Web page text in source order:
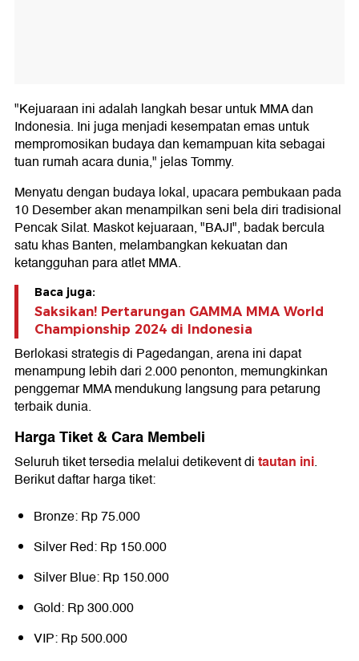
"Kejuaraan ini adalah langkah besar untuk MMA dan
Indonesia. Ini juga menjadi kesempatan emas untuk
mempromosikan budaya dan kemampuan kita sebagai
tuan rumah acara dunia," jelas Tommy.
Menyatu dengan budaya lokal, upacara pembukaan pada
10 Desember akan menampilkan seni bela diri tradisional
Pencak Silat. Maskot kejuaraan, "BAJI", badak bercula
satu khas Banten, melambangkan kekuatan dan
ketangguhan para atlet MMA.
Baca juga:
Saksikan! Pertarungan GAMMA MMA World
Championship 2024 di Indonesia
Berlokasi strategis di Pagedangan, arena ini dapat
menampung lebih dari 2.000 penonton, memungkinkan
penggemar MMA mendukung langsung para petarung
terbaik dunia.
Harga Tiket & Cara Membeli
Seluruh tiket tersedia melalui detikevent ditautan ini.
Berikut daftar harga tiket:
Bronze: Rp 75.000
Silver Red: Rp 150.000
Silver Blue: Rp 150.000
Gold: Rp 300.000
VIP: Rp 500.000